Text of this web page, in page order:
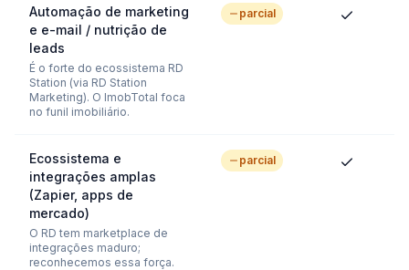
Automação de marketing
e e-mail / nutrição de
leads
É o forte do ecossistema RD
Station (via RD Station
Marketing). O ImobTotal foca
no funil imobiliário.
parcial
Ecossistema e
integrações amplas
(Zapier, apps de
mercado)
O RD tem marketplace de
integrações maduro;
reconhecemos essa força.
parcial